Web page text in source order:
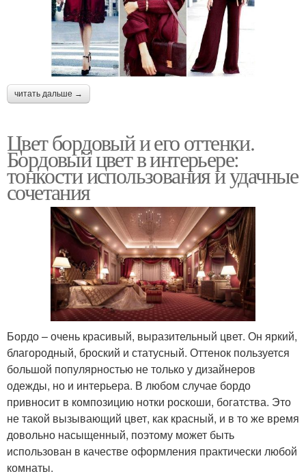
читать дальше →
Цвет бордовый и его оттенки.
Бордовый цвет в интерьере:
тонкости использования и удачные
сочетания
Бордо – очень красивый, выразительный цвет. Он яркий,
благородный, броский и статусный. Оттенок пользуется
большой популярностью не только у дизайнеров
одежды, но и интерьера. В любом случае бордо
привносит в композицию нотки роскоши, богатства. Это
не такой вызывающий цвет, как красный, и в то же время
довольно насыщенный, поэтому может быть
использован в качестве оформления практически любой
комнаты.